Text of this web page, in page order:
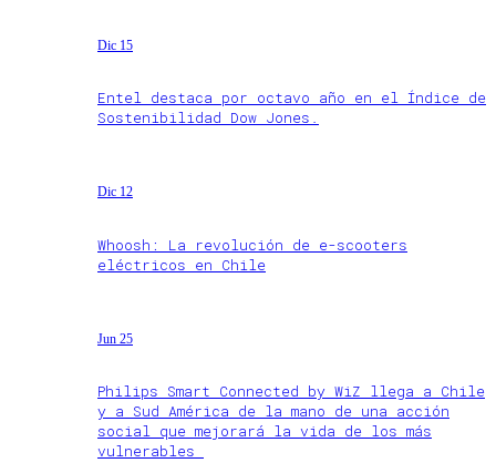
Dic 15
Entel destaca por octavo año en el Índice de
Sostenibilidad Dow Jones.
Dic 12
Whoosh: La revolución de e-scooters
eléctricos en Chile
Jun 25
Philips Smart Connected by WiZ llega a Chile
y a Sud América de la mano de una acción
social que mejorará la vida de los más
vulnerables